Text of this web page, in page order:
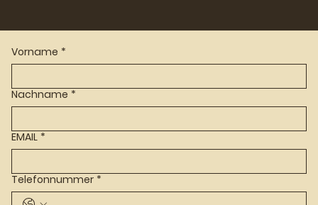
Vorname *
Nachname *
EMAIL *
Telefonnummer *